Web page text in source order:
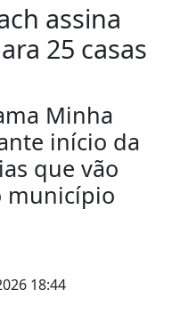
assina
25 casas
Minha
início da
que vão
município
18:44